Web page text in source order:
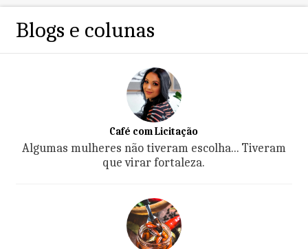
Blogs e colunas
Café com Licitação
Algumas mulheres não tiveram escolha... Tiveram
que virar fortaleza.